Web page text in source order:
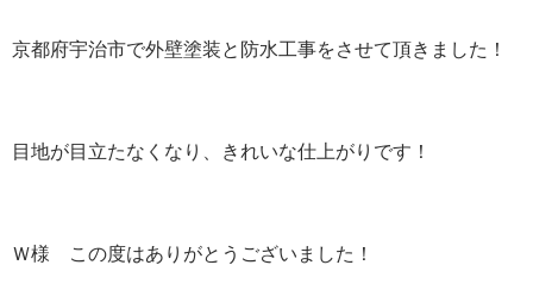
京都府宇治市で外壁塗装と防水工事をさせて頂きました！
目地が目立たなくなり、きれいな仕上がりです！
Ｗ様 この度はありがとうございました！